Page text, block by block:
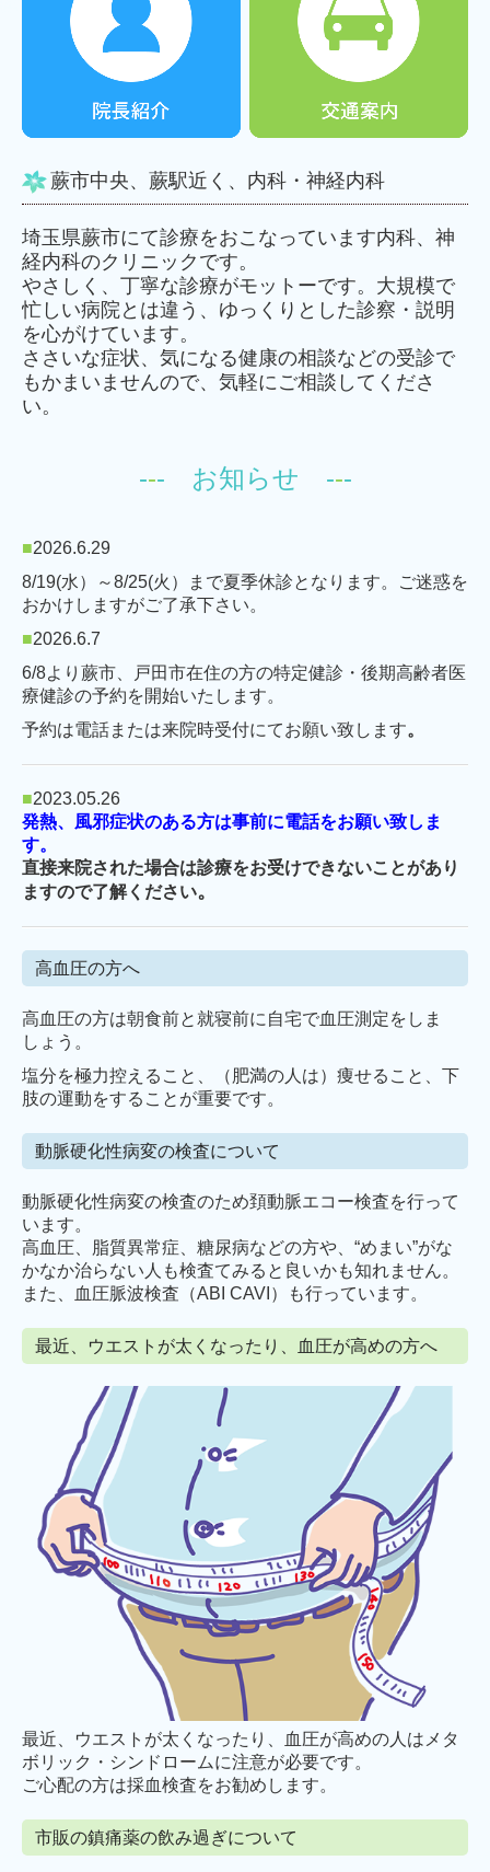
蕨市中央、蕨駅近く、内科・神経内科
埼玉県蕨市にて診療をおこなっています内科、神
経内科のクリニックです。
やさしく、丁寧な診療がモットーです。大規模で
忙しい病院とは違う、ゆっくりとした診察・説明
を心がけています。
ささいな症状、気になる健康の相談などの受診で
もかまいませんので、気軽にご相談してくださ
い。
--- お知らせ ---
■2026.6.29
8/19(水）～8/25(火）まで夏季休診となります。ご迷惑を
おかけしますがご了承下さい。
■2026.6.7
6/8より蕨市、戸田市在住の方の特定健診・後期高齢者医
療健診の予約を開始いたします。
予約は電話または来院時受付にてお願い致します。
■2023.05.26
発熱、風邪症状のある方は事前に電話をお願い致しま
す。
直接来院された場合は診療をお受けできないことがあり
ますので了解ください。
高血圧の方へ
高血圧の方は朝食前と就寝前に自宅で血圧測定をしま
しょう。
塩分を極力控えること、（肥満の人は）痩せること、下
肢の運動をすることが重要です。
動脈硬化性病変の検査について
動脈硬化性病変の検査のため頚動脈エコー検査を行って
います。
高血圧、脂質異常症、糖尿病などの方や、“めまい”がな
かなか治らない人も検査てみると良いかも知れません。
また、血圧脈波検査（ABI CAVI）も行っています。
最近、ウエストが太くなったり、血圧が高めの方へ
最近、ウエストが太くなったり、血圧が高めの人はメタ
ボリック・シンドロームに注意が必要です。
ご心配の方は採血検査をお勧めします。
市販の鎮痛薬の飲み過ぎについて